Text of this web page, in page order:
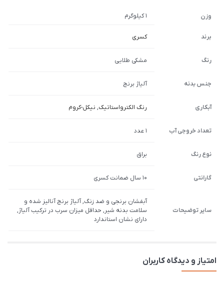
وزن 1 کیلوگرم
برند کسری
رنگ مشکی طلایی
جنس بدنه آلیاژ برنج
آبکاری رنگ الکترواستاتیک, نیکل-کروم
تعداد خروجی آب 1 عدد
نوع رنگ براق
گارانتی 10 سال ضمانت کسری
سایر توضیحات
آبفشان برنجی و ضد زنگ, آلیاژ برنج آنالیز شده و
سلامت بدنه شیر, حداقل میزان سرب در ترکیب آلیاژ,
دارای نشان استاندارد
امتیاز و دیدگاه کاربران